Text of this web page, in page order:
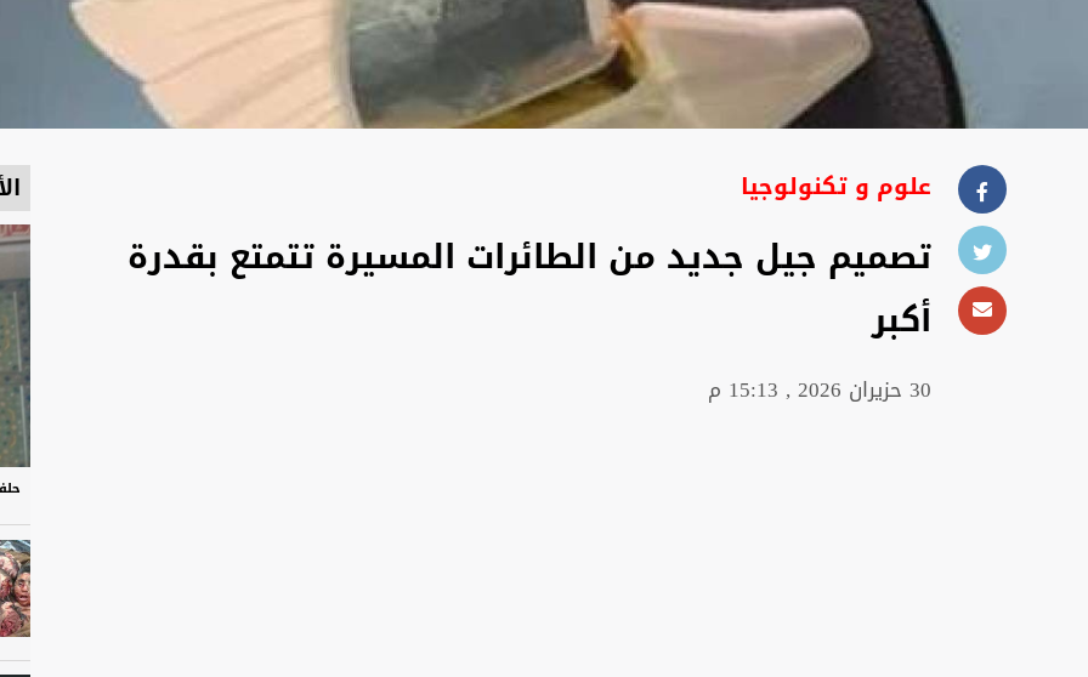
علوم و تكنولوجيا
تصميم جيل جديد من الطائرات المسيرة تتمتع بقدرة
أكبر
30 حزيران 2026 , 15:13 م